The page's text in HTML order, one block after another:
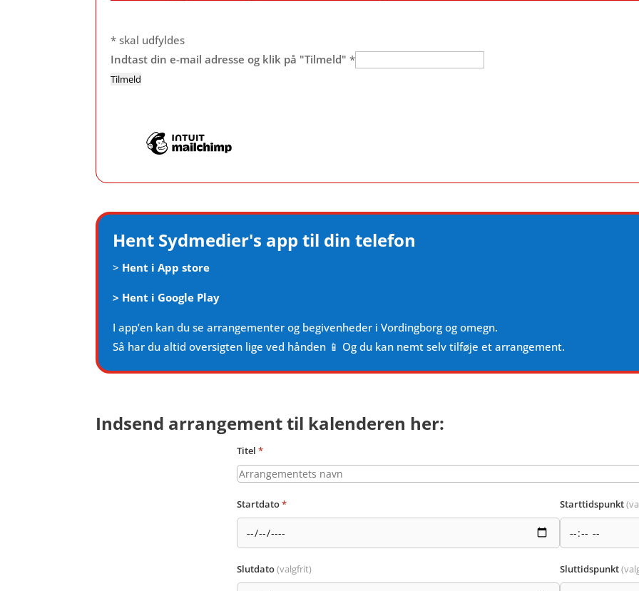
* skal udfyldes
Indtast din e-mail adresse og klik på "Tilmeld" *
Hent Sydmedier's app til din telefon
> Hent i App store
> Hent i Google Play
I app’en kan du se arrangementer og begivenheder i Vordingborg og omegn.
Så har du altid oversigten lige ved hånden 📱 Og du kan nemt selv tilføje et arrangement.
Indsend arrangement til kalenderen her:
Titel *
Startdato* Starttidspunkt
Slutdato(valgfrit) Sluttidspunkt